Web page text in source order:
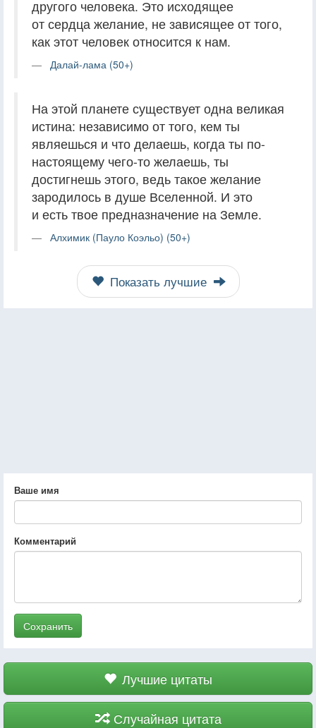
другого человека. Это исходящее
от сердца желание, не зависящее от того,
как этот человек относится к нам.
Далай-лама (50+)
На этой планете существует одна великая
истина: независимо от того, кем ты
являешься и что делаешь, когда ты по-
настоящему чего-то желаешь, ты
достигнешь этого, ведь такое желание
зародилось в душе Вселенной. И это
и есть твое предназначение на Земле.
Алхимик (Пауло Коэльо) (50+)
Показать лучшие
Ваше имя
Комментарий
Сохранить
Лучшие цитаты
Случайная цитата